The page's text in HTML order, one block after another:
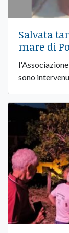
Salvata
mare di
sono